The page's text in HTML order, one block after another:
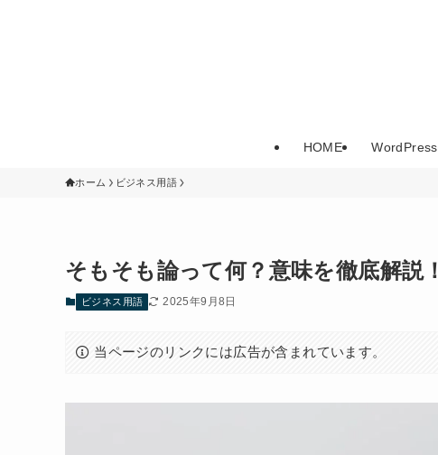
HOME WordPress
ホーム ビジネス用語
そもそも論って何？意味を徹底解説！
ビジネス用語 2025年9月8日
当ページのリンクには広告が含まれています。